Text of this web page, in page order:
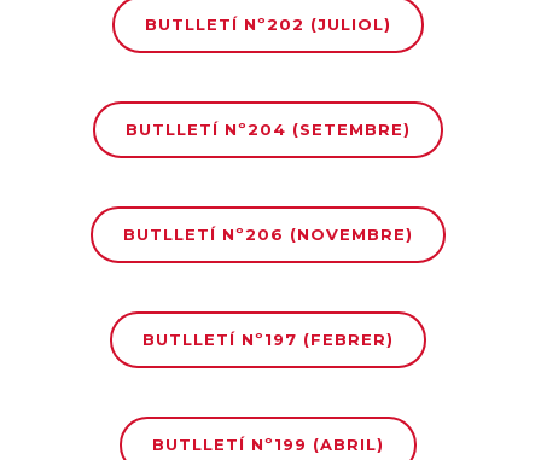
BUTLLETÍ Nº202 (JULIOL)
BUTLLETÍ Nº204 (SETEMBRE)
BUTLLETÍ Nº206 (NOVEMBRE)
BUTLLETÍ Nº197 (FEBRER)
BUTLLETÍ Nº199 (ABRIL)